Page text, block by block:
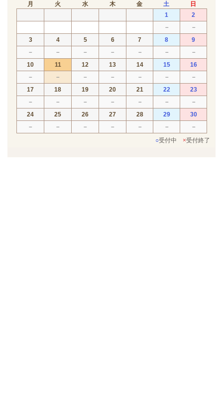
月 火 水 木 金 土
日
1
2
－
－
3
4 5 6 7 8
9
－
－ － － － －
－
10
11 12 13 14 15
16
－
－ － － － －
－
17
18 19 20 21 22
23
－
－ － － － －
－
24
25 26 27 28 29
30
－
－ － － － －
－
○受付中 ×受付終了